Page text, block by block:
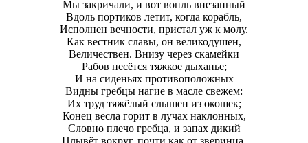
Мы закричали, и вот вопль внезапный
Вдоль портиков летит, когда корабль,
Исполнен вечности, пристал уж к молу.
Как вестник славы, он великодушен,
Величествен. Внизу через скамейки
Рабов несётся тяжкое дыханье;
И на сиденьях противоположных
Видны гребцы нагие в масле свежем:
Их труд тяжёлый слышен из окошек;
Конец веслa горит в лучах наклонных,
Словно плечо гребца, и запах дикий